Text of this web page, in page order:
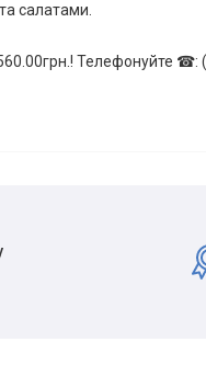
салатами.
Телефонуйте